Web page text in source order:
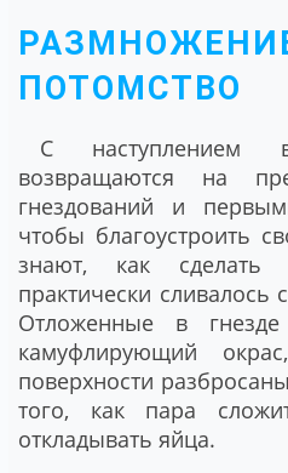
ПОТОМСТВО
С наступлением
возвращаются на
гнездований и
чтобы благоустроить
знают, как сделать
практически
Отложенные в
камуфлирующий
поверхности
того, как пара
откладывать яйца.